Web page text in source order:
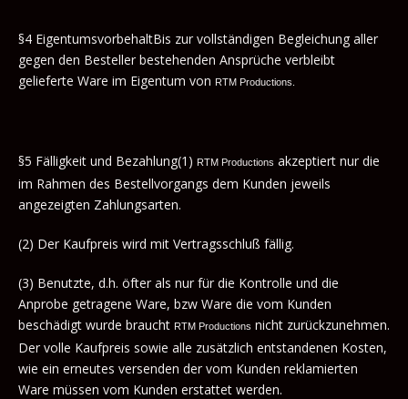
§4 EigentumsvorbehaltBis zur vollständigen Begleichung aller
gegen den Besteller bestehenden Ansprüche verbleibt
gelieferte Ware im Eigentum von RTM Productions.
§5 Fälligkeit und Bezahlung(1) RTM Productions akzeptiert nur die
im Rahmen des Bestellvorgangs dem Kunden jeweils
angezeigten Zahlungsarten.
(2) Der Kaufpreis wird mit Vertragsschluß fällig.
(3) Benutzte, d.h. öfter als nur für die Kontrolle und die
Anprobe getragene Ware, bzw Ware die vom Kunden
beschädigt wurde braucht RTM Productions nicht zurückzunehmen.
Der volle Kaufpreis sowie alle zusätzlich entstandenen Kosten,
wie ein erneutes versenden der vom Kunden reklamierten
Ware müssen vom Kunden erstattet werden.